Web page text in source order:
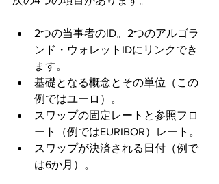
2つの当事者のID。2つのアルゴラ
ンド・ウォレットIDにリンクでき
ます。
基礎となる概念とその単位（この
例ではユーロ）。
スワップの固定レートと参照フロ
ート（例ではEURIBOR）レート。
スワップが決済される日付（例で
は6か月）。